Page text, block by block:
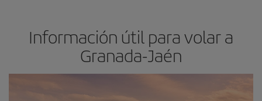
Información útil para volar a
Granada-Jaén